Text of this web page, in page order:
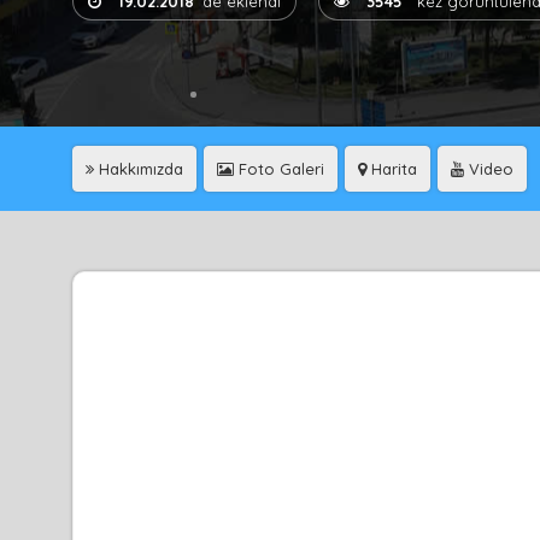
Hakkımızda Foto Galeri Harita Video